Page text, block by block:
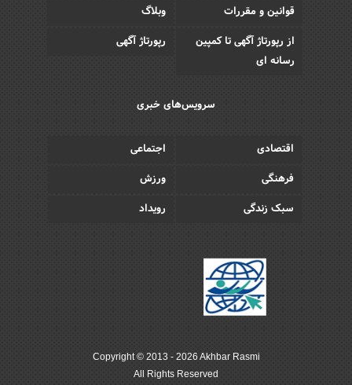
قوانین و مقررات
وبلاگ
از رپورتاژ آگهی تا کمپین
رسانه ای
رپورتاژ آگهی
سرویس‌های خبری
اقتصادی
اجتماعی
فرهنگی
ورزش
سبک زندگی
رویداد
Copyright © 2013 - 2026 Akhbar Rasmi
All Rights Reserved